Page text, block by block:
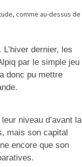
comme au-dessus de
dernier, les
par le simple jeu
donc pu mettre
niveau d’avant la
mais son capital
encore que son